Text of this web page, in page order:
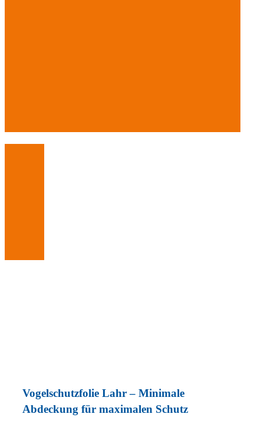
Vogelschutzfolie Lahr – Minimale
Abdeckung für maximalen Schutz